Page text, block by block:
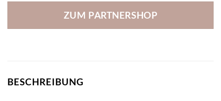
ZUM PARTNERSHOP
BESCHREIBUNG